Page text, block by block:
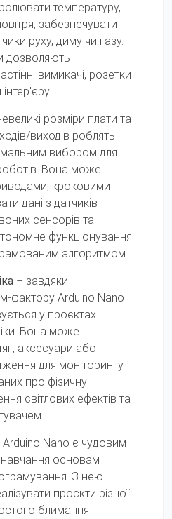
температуру,
забезпечувати
руху, диму чи газу.
дозволяють
вимикачі, розетки
розміри плати та
виходів роблять
вибором для
Вона може
кроковими
дані з датчиків
сенсорів та
функціонування
алгоритмом.
– завдяки
фактору Arduino Nano
у проєктах
Вона може
аксесуари або
для моніторингу
про фізичну
світлових ефектів та
Arduino Nano є чудовим
навчання основам
З нею
проєкти різної
блимання